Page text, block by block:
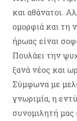
και αθάνατοι.
ομορφιά και τη
ήρωας είναι
Πουλάει την
ξανά νέος και
Σύμφωνα με
γνωριμία, η
συνομιλητή μας